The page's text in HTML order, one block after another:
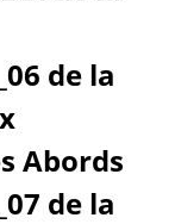
de la
Abords
de la